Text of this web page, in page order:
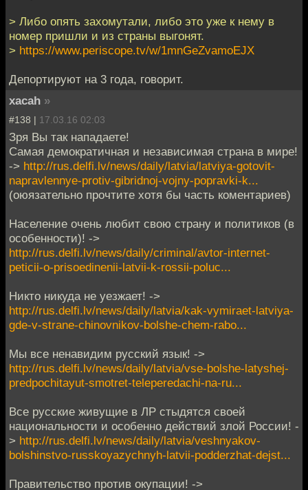
> Либо опять захомутали, либо это уже к нему в
номер пришли и из страны выгонят.
> https://www.periscope.tv/w/1mnGeZvamoEJX
Депортируют на 3 года, говорит.
xacah »
#138 | 17.03.16 02:03
Зря Вы так нападаете!
Самая демократичная и независимая страна в мире!
-> http://rus.delfi.lv/news/daily/latvia/latviya-gotovit-
napravlennye-protiv-gibridnoj-vojny-popravki-k...
(оюязательно прочтите хотя бы часть коментариев)
Население очень любит свою страну и политиков (в
особенности)! ->
http://rus.delfi.lv/news/daily/criminal/avtor-internet-
peticii-o-prisoedinenii-latvii-k-rossii-poluc...
Никто никуда не уезжает! ->
http://rus.delfi.lv/news/daily/latvia/kak-vymiraet-latviya-
gde-v-strane-chinovnikov-bolshe-chem-rabo...
Мы все ненавидим русский язык! ->
http://rus.delfi.lv/news/daily/latvia/vse-bolshe-latyshej-
predpochitayut-smotret-teleperedachi-na-ru...
Все русские живущие в ЛР стыдятся своей
национальности и особенно действий злой России! -
> http://rus.delfi.lv/news/daily/latvia/veshnyakov-
bolshinstvo-russkoyazychnyh-latvii-podderzhat-dejst...
Правительство против окупации! ->